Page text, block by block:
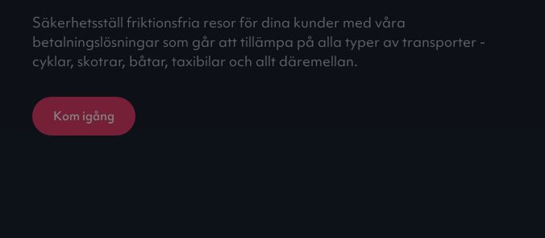
Säkerhetsställ friktionsfria resor för dina kunder med våra
betalningslösningar som går att tillämpa på alla typer av transporter -
cyklar, skotrar, båtar, taxibilar och allt däremellan.
Kom igång